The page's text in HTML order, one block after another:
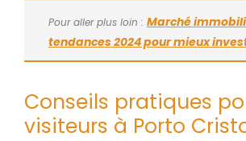
Pour aller plus loin : Marché
tendances 2024 pour mieux
Conseils pratiques
visiteurs à Porto